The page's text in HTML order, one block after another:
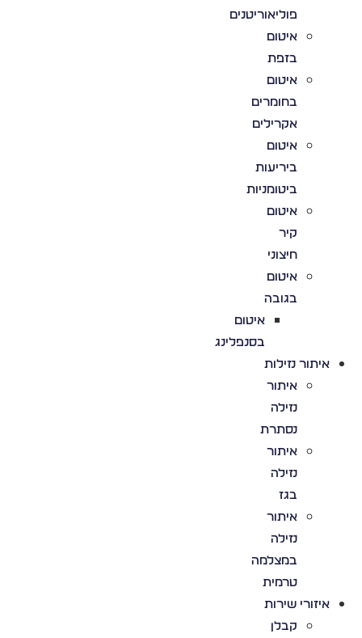
פוליאוריטנים
איטום
בזפת
איטום
בחומרים
אקרילים
איטום
ביריעות
ביטומניות
איטום
קיר
חיצוני
איטום
בגובה
איטום
בסנפלינג
איתור נזילות
איתור
נזילה
נסתרת
איתור
נזילה
בגז
איתור
נזילה
במצלמה
טרמית
איזורי שירות
קבלן